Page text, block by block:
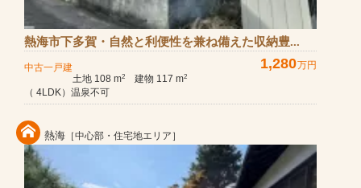
熱海市下多賀・自然と利便性を兼ね備えた収納豊...
中古一戸建 1,280万円
土地 108 m2 建物 117 m2
（ 4LDK）温泉不可
熱海 ［中心部・住宅地エリア］